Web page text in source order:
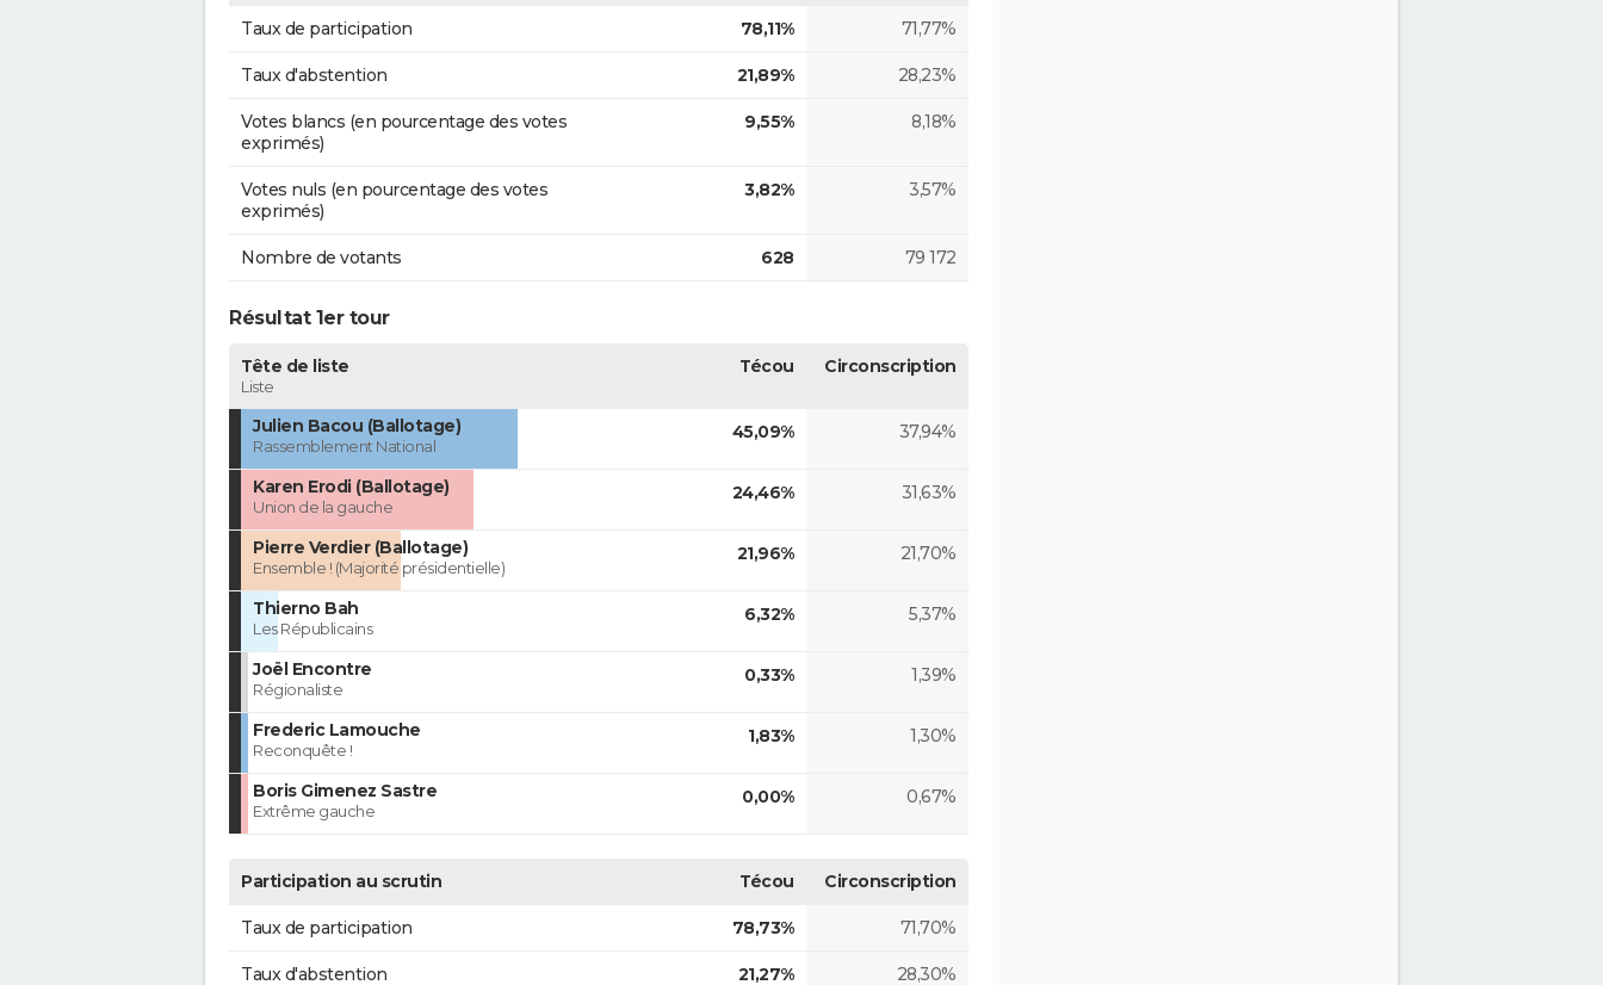
Taux de participation 78,11% 71,77%
Taux d'abstention 21,89% 28,23%
Votes blancs (en pourcentage des votes
exprimés)
9,55% 8,18%
Votes nuls (en pourcentage des votes
exprimés)
3,82% 3,57%
Nombre de votants 628 79 172
Résultat 1er tour
Tête de liste
Liste
Técou Circonscription
Julien Bacou (Ballotage)
Rassemblement National
45,09% 37,94%
Karen Erodi (Ballotage)
Union de la gauche
24,46% 31,63%
Pierre Verdier (Ballotage)
Ensemble ! (Majorité présidentielle)
21,96% 21,70%
Thierno Bah
Les Républicains
6,32% 5,37%
Joël Encontre
Régionaliste
0,33% 1,39%
Frederic Lamouche
Reconquête !
1,83% 1,30%
Boris Gimenez Sastre
Extrême gauche
0,00% 0,67%
Participation au scrutin Técou Circonscription
Taux de participation 78,73% 71,70%
Taux d'abstention 21,27% 28,30%